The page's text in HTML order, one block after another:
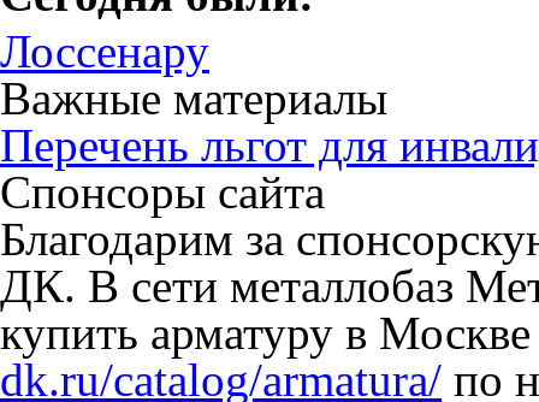
Лоссенару
Важные материалы
Перечень льгот для
Спонсоры сайта
Благодарим за
ДК. В сети металлобаз
купить арматуру в
dk.ru/catalog/armatura/ по